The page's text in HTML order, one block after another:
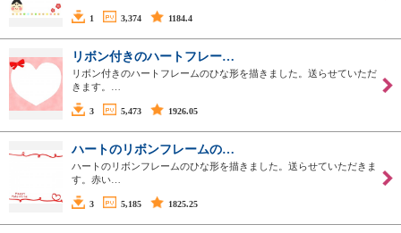
1 3,374 1184.4
リボン付きのハートフレー…
リボン付きのハートフレームのひな形を描きました。送らせていただ
きます。…
3 5,473 1926.05
ハートのリボンフレームの…
ハートのリボンフレームのひな形を描きました。送らせていただきま
す。赤い…
3 5,185 1825.25